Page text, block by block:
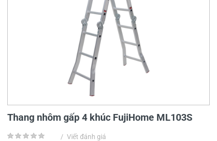
Thang nhôm gấp 4 khúc FujiHome ML103S
/ Viết đánh giá